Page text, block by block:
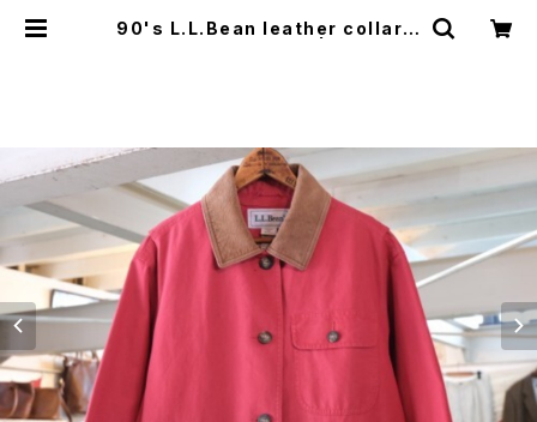
90's L.L.Bean leather collar h